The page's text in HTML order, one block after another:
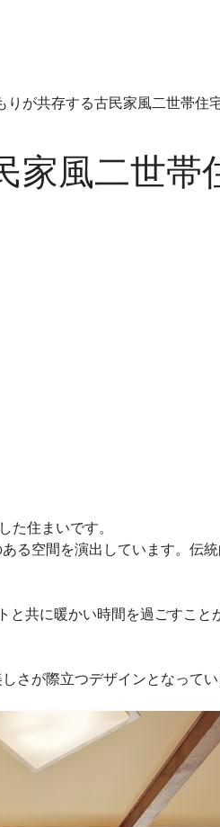
りが共存する古民家風二世帯住
風二世帯
住まいです。
る空間を演出しています。伝
共に暖かい時間を過ごすこ
さが際立つデザインとなって